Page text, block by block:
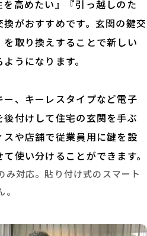
高めたい』『引っ越しのた
がおすすめです。玄関の鍵交
取り換えすることで新しい
うになります。
、キーレスタイプなど電子
付けして住宅の玄関を手ぶ
や店舗で従業員用に鍵を設
使い分けることができます。
対応。貼り付け式のスマート